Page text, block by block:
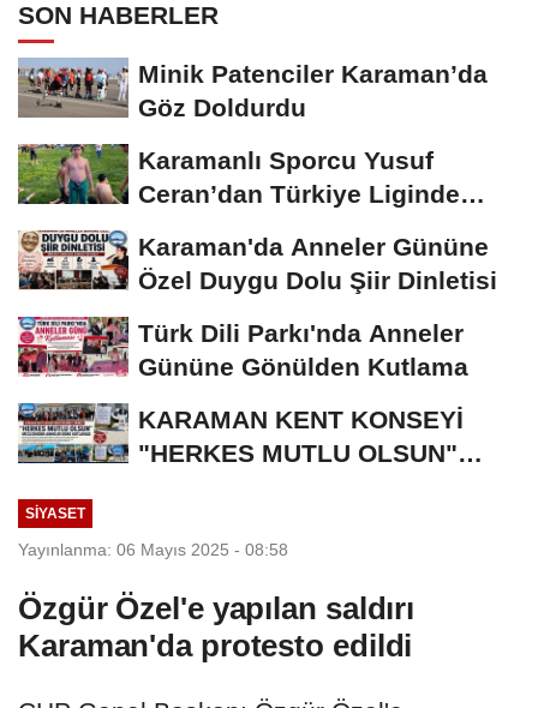
SON HABERLER
Minik Patenciler Karaman’da
Göz Doldurdu
Karamanlı Sporcu Yusuf
Ceran’dan Türkiye Liginde
Karaman'da Anneler Gününe
Özel Duygu Dolu Şiir Dinletisi
Türk Dili Parkı'nda Anneler
Gününe Gönülden Kutlama
KARAMAN KENT KONSEYİ
"HERKES MUTLU OLSUN"
SIYASET
Yayınlanma: 06 Mayıs 2025 - 08:58
Özgür Özel'e yapılan saldırı
Karaman'da protesto edildi